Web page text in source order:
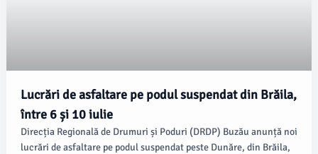
Lucrări de asfaltare pe podul suspendat din Brăila,
între 6 și 10 iulie
Direcția Regională de Drumuri și Poduri (DRDP) Buzău anunță noi
lucrări de asfaltare pe podul suspendat peste Dunăre, din Brăila,